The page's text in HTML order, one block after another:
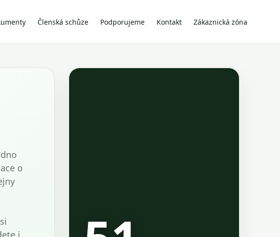
Členská schůze Podporujeme Kontakt Zákaznická zóna
o
i